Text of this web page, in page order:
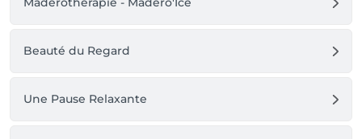
Beauté du Regard
Une Pause Relaxante